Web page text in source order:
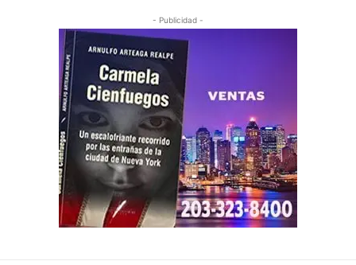
- Publicidad -